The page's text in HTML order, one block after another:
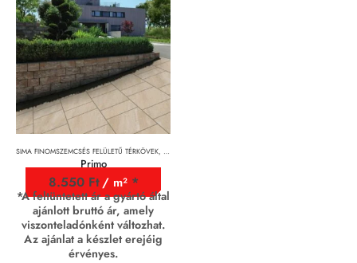
SIMA FINOMSZEMCSÉS FELÜLETŰ TÉRKÖVEK, TÉRKÖVEK, TÉRKŐRENDSZEREK ÉS LAPOK
Primo
8.550 Ft / m²
*A feltüntetett ár a gyártó által
ajánlott bruttó ár, amely
viszonteladónként változhat.
Az ajánlat a készlet erejéig
érvényes.